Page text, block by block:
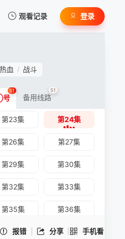
观看记录
影记录
暂无观看影片的记录
登录
热血 / 战斗
报错 分享 手机看
扫一扫继续看
号
51
备用线路
51
第09集
第12集
第17集
第20集
第23集 第24集
第26集 第27集
第29集 第30集
第32集 第33集
第35集 第36集
第38集 第39集